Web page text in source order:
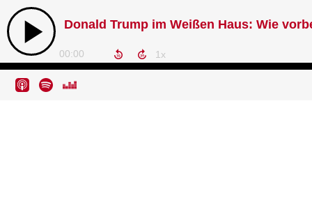
Donald Trump im Weißen Haus: Wie
00:00